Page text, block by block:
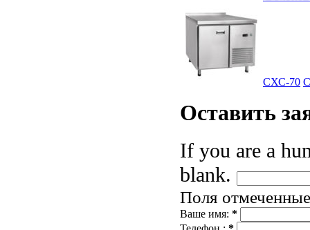
СХС-70
Оставить
If you are a
blank.
Поля
Ваше имя: *